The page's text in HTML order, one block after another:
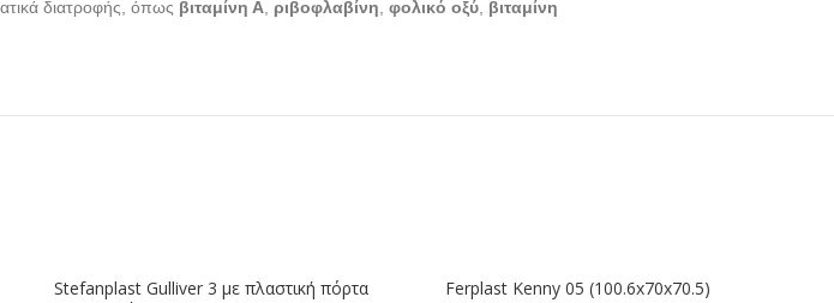
διατροφής, όπως βιταμίνη Α, ριβοφλαβίνη, φολικό οξύ, βιταμίνη
Stefanplast Gulliver 3 με πλαστική πόρτα
Ferplast Kenny 05 (100.6x70x70.5)